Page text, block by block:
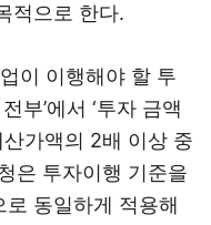
적으로 한다.
이 이행해야 할 투
부’에서 ‘투자 금액
가액의 2배 이상 중
은 투자이행 기준을
동일하게 적용해